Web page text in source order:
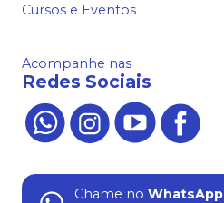
Cursos e Eventos
Acompanhe nas
Redes Sociais
Chame no WhatsApp